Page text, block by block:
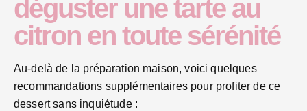
déguster une tarte au
citron en toute sérénité
Au-delà de la préparation maison, voici quelques
recommandations supplémentaires pour profiter de ce
dessert sans inquiétude :